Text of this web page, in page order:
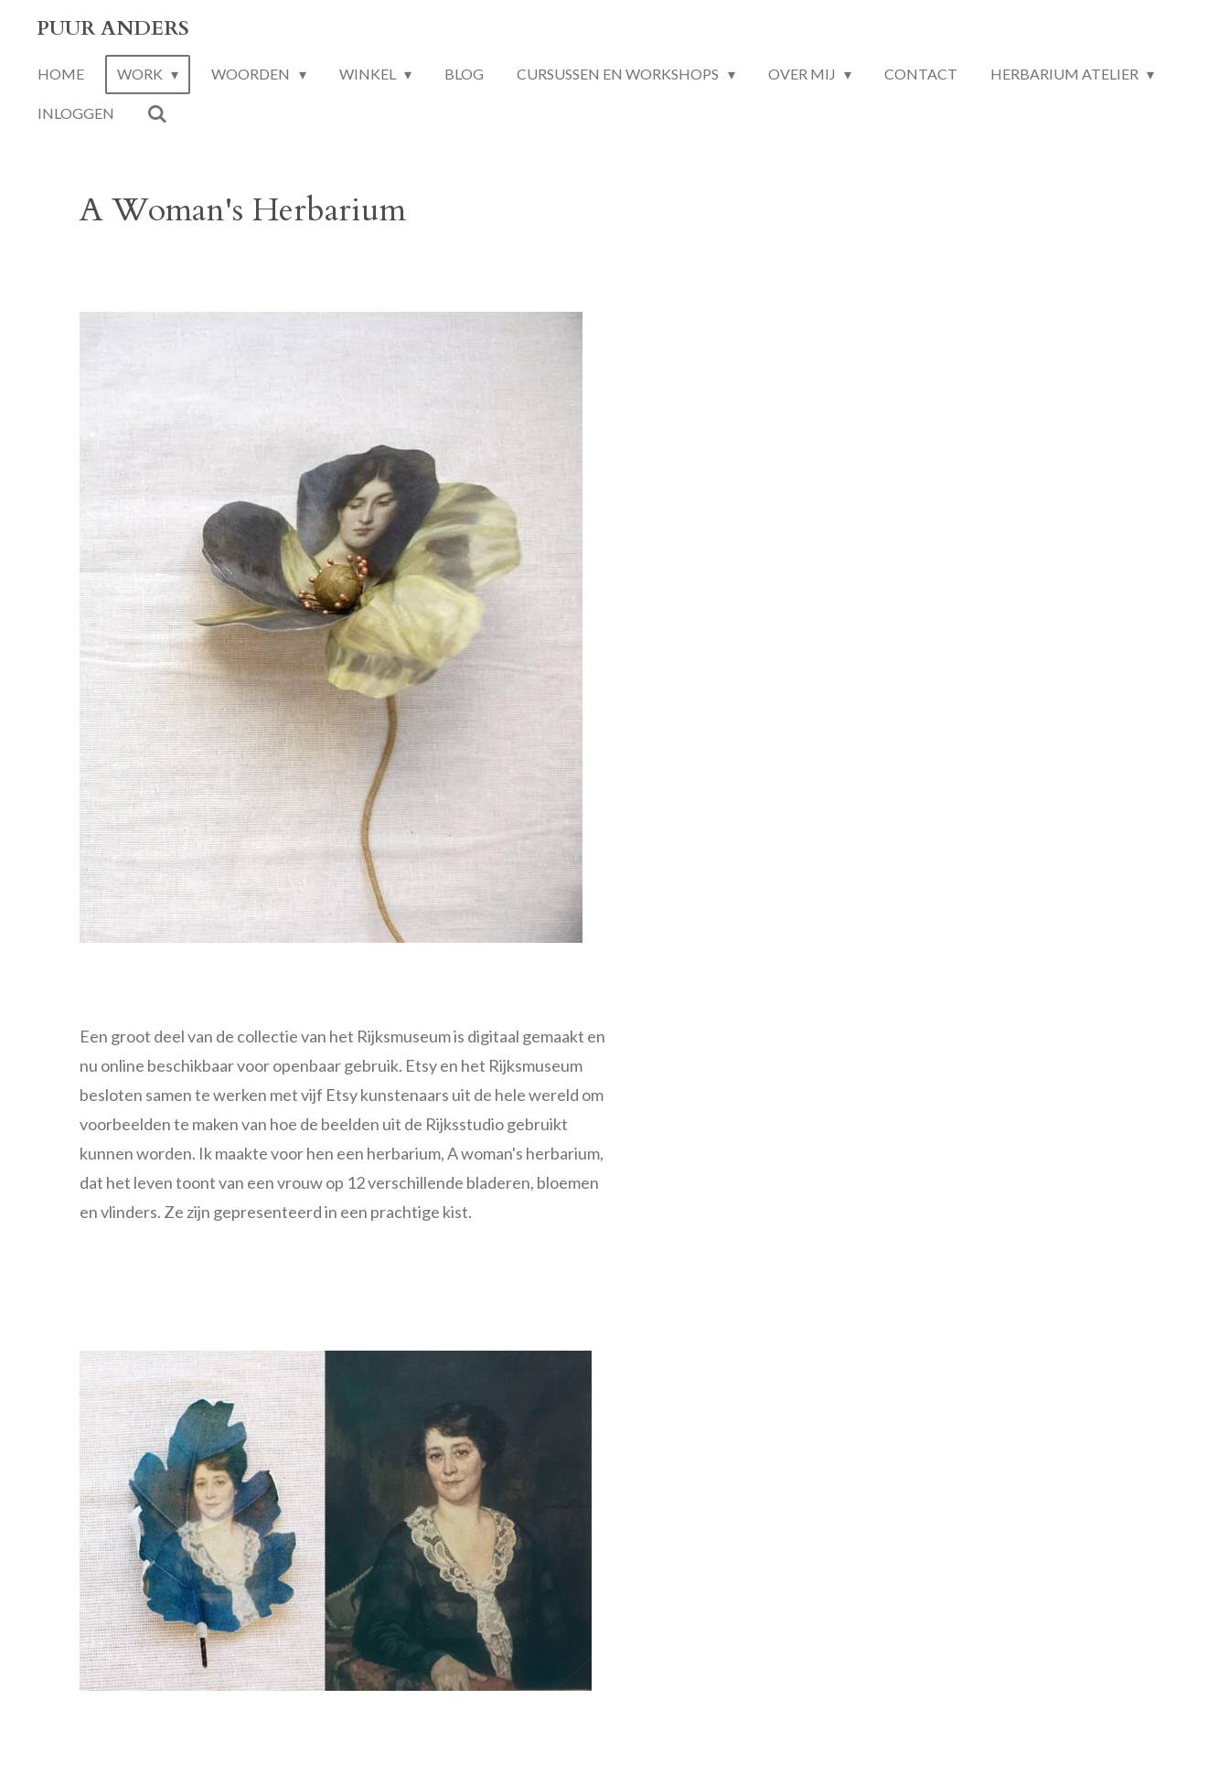
naar
PUUR ANDERS
HOME WORK WOORDEN WINKEL BLOG CURSUSSEN EN WORKSHOPS OVER MIJ CONTACT HERBARIUM ATELIER
INLOGGEN
A Woman's Herbarium
Een groot deel van de collectie van het Rijksmuseum is digitaal gemaakt en
nu online beschikbaar voor openbaar gebruik. Etsy en het Rijksmuseum
besloten samen te werken met vijf Etsy kunstenaars uit de hele wereld om
voorbeelden te maken van hoe de beelden uit de Rijksstudio gebruikt
kunnen worden. Ik maakte voor hen een herbarium, A woman's herbarium,
dat het leven toont van een vrouw op 12 verschillende bladeren, bloemen
en vlinders. Ze zijn gepresenteerd in een prachtige kist.